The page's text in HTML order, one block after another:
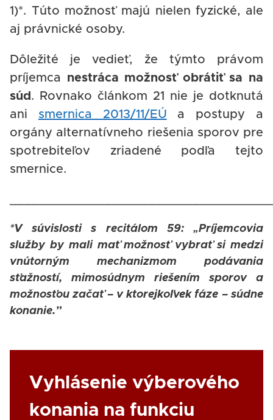
1)*. Túto možnosť majú nielen fyzické, ale
aj právnické osoby.
Dôležité je vedieť, že týmto právom
príjemca nestráca možnosť obrátiť sa na
súd . Rovnako článkom 21 nie je dotknutá
ani smernica 2013/11/EÚ a postupy a
orgány alternatívneho riešenia sporov pre
spotrebiteľov zriadené podľa tejto
smernice.
*V súvislosti s recitálom 59: „Príjemcovia
služby by mali mať možnosť vybrať si medzi
vnútorným mechanizmom podávania
sťažností, mimosúdnym riešením sporov a
možnosťou začať – v ktorejkoľvek fáze – súdne
konanie.”
Link
Vyhlásenie výberového
konania na funkciu